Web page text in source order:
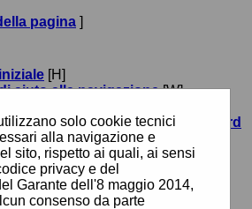
pagina ]
[H]
aiuto alla navigazione[W]
caratteri di dimensione standard
caratteri di dimensione grande
caratteri di dimensione molto
solo cookie tecnici
alla navigazione e
sito, rispetto ai quali, ai sensi
privacy e del
Garante dell'8 maggio 2014,
consenso da parte